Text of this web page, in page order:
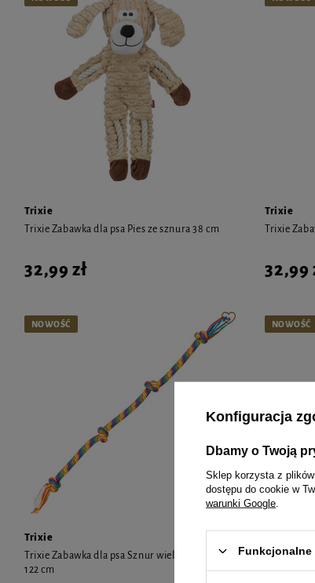
Trixie
Trixie Zabawka dla psa Pies ze sznura 38 cm
32,99 zł
Trixie
Trixie
32,99
NOWOŚĆ
Trixie
Trixie Zabawka dla psa Sznur wielokolorowy
122 cm
NOWOŚĆ
Trixie
Konfiguracja
Dbamy o Twoją
Sklep korzysta z
dostępu do cookie w
warunki Google
Funkcjonalne